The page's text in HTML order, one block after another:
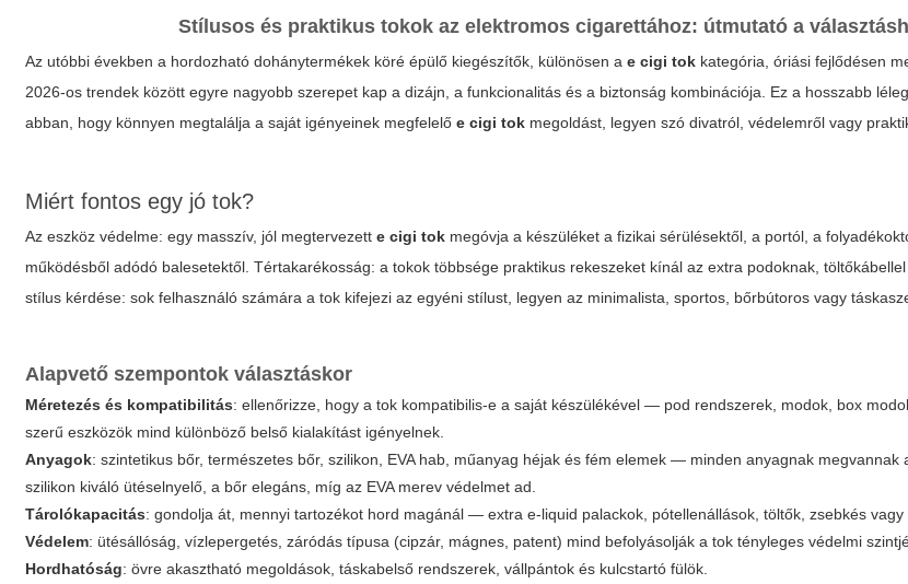
Stílusos és praktikus tokok az elektromos cigarettához: útmutató a
Az utóbbi években a hordozható dohánytermékek köré épülő kiegészítők, különösen ae cigi tok kategória, óriási fejlődésen
2026-os trendek között egyre nagyobb szerepet kap a dizájn, a funkcionalitás és a biztonság kombinációja. Ez a hosszabb
abban, hogy könnyen megtalálja a saját igényeinek megfelelőe cigi tok megoldást, legyen szó divatról, védelemről vagy
Miért fontos egy jó tok?
Az eszköz védelme: egy masszív, jól megtervezette cigi tok megóvja a készüléket a fizikai sérülésektől, a portól, a
működésből adódó balesetektől. Tértakarékosság: a tokok többsége praktikus rekeszeket kínál az extra podoknak,
stílus kérdése: sok felhasználó számára a tok kifejezi az egyéni stílust, legyen az minimalista, sportos, bőrbútoros vagy
Alapvető szempontok választáskor
Méretezés és kompatibilitás: ellenőrizze, hogy a tok kompatibilis-e a saját készülékével — pod rendszerek, modok, box
szerű eszközök mind különböző belső kialakítást igényelnek.
Anyagok: szintetikus bőr, természetes bőr, szilikon, EVA hab, műanyag héjak és fém elemek — minden anyagnak megvannak
szilikon kiváló ütéselnyelő, a bőr elegáns, míg az EVAmerev védelmet ad.
Tárolókapacitás: gondolja át, mennyi tartozékot hord magánál — extra e-liquid palackok, pótellenállások, töltők, zsebkés vagy
Védelem: ütésállóság, vízlepergetés, záródás típusa (cipzár, mágnes, patent) mind befolyásolják a tok tényleges védelmi
Hordhatóság: övre akasztható megoldások, táskabelső rendszerek, vállpántok és kulcstartó fülök.